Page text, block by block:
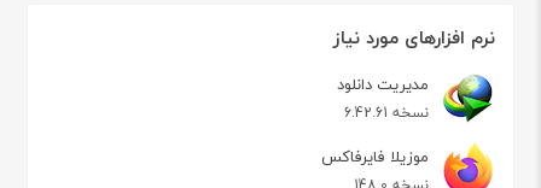
نرم افزارهای مورد نیاز
مدیریت دانلود
نسخه 6.42.61
موزیلا فایرفاکس